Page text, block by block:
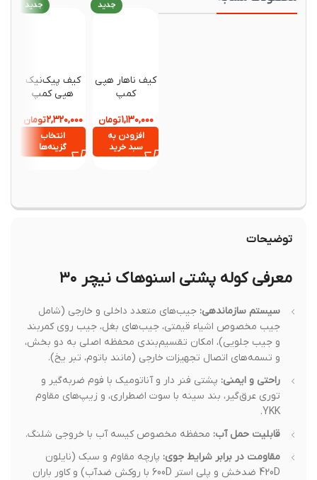
کیف ناهار هپی
کمپ
۱,۱۳۰,۰۰۰تومان
افزودن به
سبد خرید
جدید
کیف پیک‌نیک
هپی کمپ
۲,۳۲۰,۰۰۰تومان
انتخاب
گزینه‌ها
جدید
توضیحات
معرفی کوله پشتی اسنوهاک نیچر ۳۰
سیستم سازماندهی:جیب‌های متعدد داخلی و خارجی (شامل
جیب مخصوص اشیاء قیمتی، جیب‌های بغل، جیب روی کمربند
و جیب جلویی)، امکان تقسیم‌بندی محفظه اصلی به دو بخش،
و تسمه‌های اتصال تجهیزات خارجی (مانند باتوم، تبر یخ).
راحتی و ایمنی:پشتی فنر دار و آناتومیک با فوم ضربه‌گیر و
توری عرق‌گیر، بند سینه با سوت اضطراری، و زیپ‌های مقاوم
قابلیت حمل آب:محفظه مخصوص کیسه آب با خروجی شلنگ.
مقاومت در برابر شرایط جوی:پارچه مقاوم و سبک (نایلون
420D ضدخش و پلی استر 600D با روکش ضدآب) و کاور باران